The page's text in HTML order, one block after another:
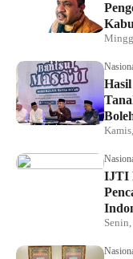
IJTI